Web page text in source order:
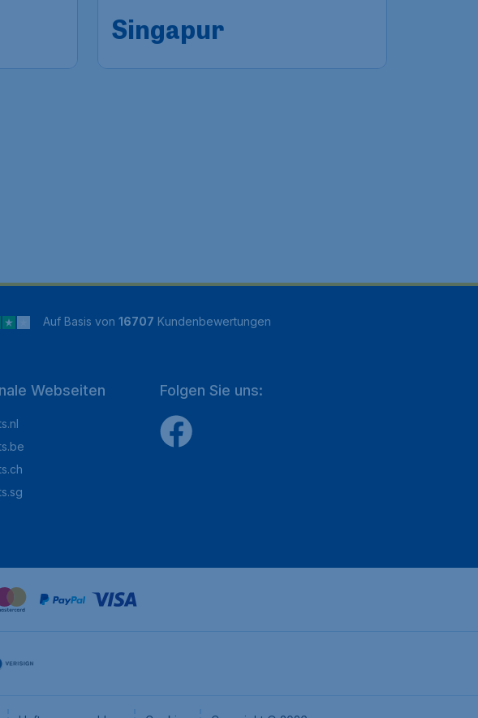
Singapur
Auf Basis von 16707 Kundenbewertungen
Webseiten Folgen Sie uns: